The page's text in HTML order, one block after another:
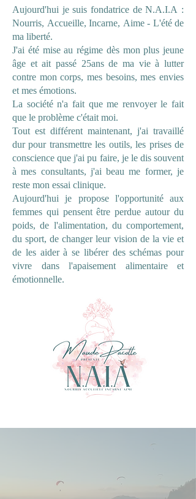
Aujourd'hui je suis fondatrice de N.A.I.A :
Nourris, Accueille, Incarne, Aime - L'été de
ma liberté.
J'ai été mise au régime dès mon plus jeune
âge et ait passé 25ans de ma vie à lutter
contre mon corps, mes besoins, mes envies
et mes émotions.
La société n'a fait que me renvoyer le fait
que le problème c'était moi.
Tout est différent maintenant, j'ai travaillé
dur pour transmettre les outils, les prises de
conscience que j'ai pu faire, je le dis souvent
à mes consultants, j'ai beau me former, je
reste mon essai clinique.
Aujourd'hui je propose l'opportunité aux
femmes qui pensent être perdue autour du
poids, de l'alimentation, du comportement,
du sport, de changer leur vision de la vie et
de les aider à se libérer des schémas pour
vivre dans l'apaisement alimentaire et
émotionnelle.